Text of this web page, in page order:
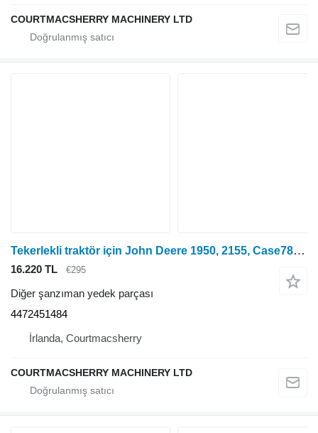
COURTMACSHERRY MACHINERY LTD
Tekerlekli traktör için John Deere 1950, 2155, Case785 Ön Aks Döner Muhafazası LHS 6l61096, 44724 4472451484
16.220 TL €295
Diğer şanzıman yedek parçası
4472451484
İrlanda, Courtmacsherry
COURTMACSHERRY MACHINERY LTD